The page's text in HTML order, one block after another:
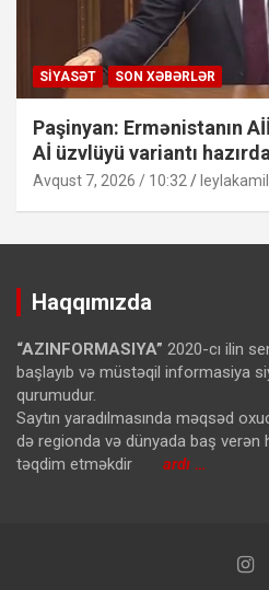
SIYASƏT SON XƏBƏRLƏR
Paşinyan: Ermənistanın
Aİ üzvlüyü variantı
Avqust 7, 2026 / 10:32 leylakamil
Haqqımızda
“AZINFORMASIYA” 2020-cı ilin
başlayıb və müstəqil informasiya
qurumudur.
Saytın yaradılmasında məqsəd
də regionda və dünyada baş verən
təqdim etməkdir ardı …